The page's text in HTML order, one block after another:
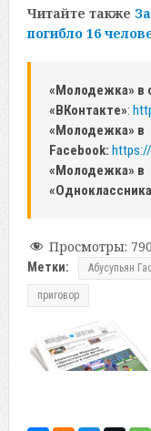
Читайте также
погибло 16
«Молодежка» в
«ВКонтакте»:
«Молодежка» в
Facebook:
«Молодежка» в
Просмотры: 790
Метки: Абусупьян
приговор